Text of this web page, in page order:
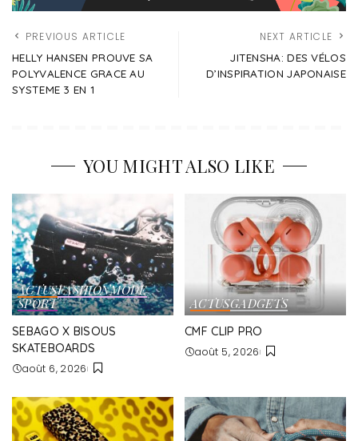
PREVIOUS ARTICLE
HELLY HANSEN PROUVE SA
POLYVALENCE GRACE AU
SYSTEME 3 EN 1
NEXT ARTICLE
JITENSHA: DES VÉLOS
D’INSPIRATION JAPONAISE
YOU MIGHT ALSO LIKE
ACTUSFASHIONMODE
SPORT
SEBAGO X BISOUS
SKATEBOARDS
août 6, 2026
ACTUSGADGETS
CMF CLIP PRO
août 5, 2026